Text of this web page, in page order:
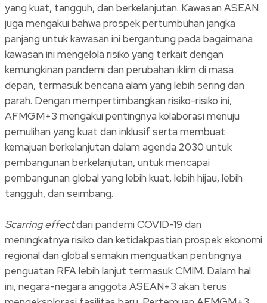
yang kuat, tangguh, dan berkelanjutan. Kawasan ASEAN
juga mengakui bahwa prospek pertumbuhan jangka
panjang untuk kawasan ini bergantung pada bagaimana
kawasan ini mengelola risiko yang terkait dengan
kemungkinan pandemi dan perubahan iklim di masa
depan, termasuk bencana alam yang lebih sering dan
parah. Dengan mempertimbangkan risiko-risiko ini,
AFMGM+3 mengakui pentingnya kolaborasi menuju
pemulihan yang kuat dan inklusif serta membuat
kemajuan berkelanjutan dalam agenda 2030 untuk
pembangunan berkelanjutan, untuk mencapai
pembangunan global yang lebih kuat, lebih hijau, lebih
tangguh, dan seimbang.
Scarring effectdari pandemi COVID-19 dan
meningkatnya risiko dan ketidakpastian prospek ekonomi
regional dan global semakin menguatkan pentingnya
penguatan RFA lebih lanjut termasuk CMIM. Dalam hal
ini, negara-negara anggota ASEAN+3 akan terus